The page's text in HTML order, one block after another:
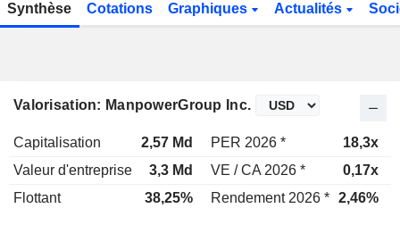
Synthèse Cotations Graphiques Actualités
Valorisation: ManpowerGroup Inc.
Capitalisation 2,57 Md PER 2026 * 18,3x
Valeur d'entreprise
3,3 Md VE / CA 2026 * 0,17x
Flottant
38,25% Rendement 2026 * 2,46%